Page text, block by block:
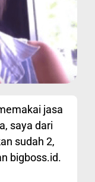
jasa
saya dari
sudah 2,
bigboss.id.